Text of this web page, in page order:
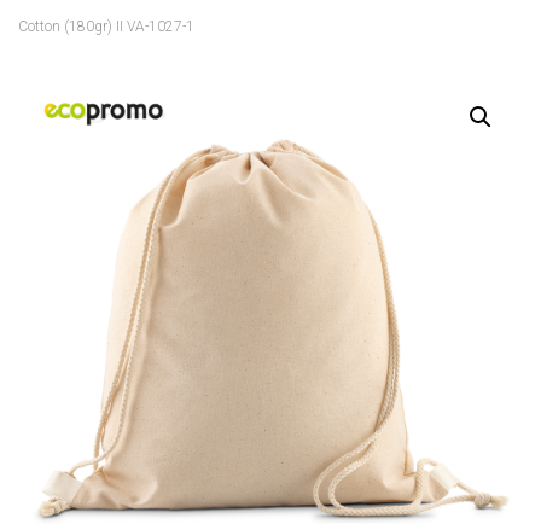
rCotton (180gr) II VA-1027-1